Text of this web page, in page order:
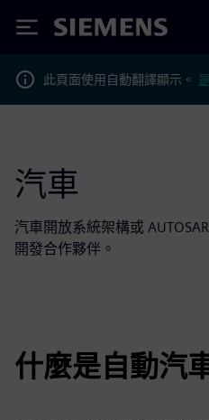
Siemens
此頁面使用自動翻譯顯示。
汽車
汽車開放系統架構或
開發合作夥伴。
什麼是自動汽